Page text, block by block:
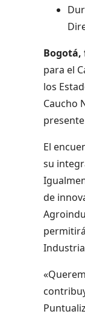
Bogotá,
para el
los
Caucho
El
su
de